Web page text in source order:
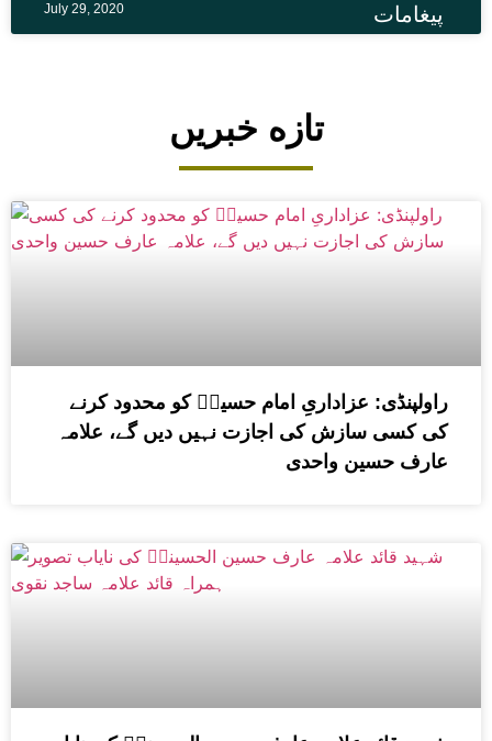
پیغامات July 29, 2020
تازه خبریں
راولپنڈی: عزاداریِ امام حسینؑ کو محدود کرنے
کی کسی سازش کی اجازت نہیں دیں گے، علامہ
عارف حسین واحدی